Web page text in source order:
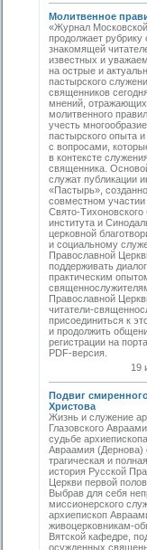
Молитвенное
«Журнал
продолжает рубрику
знакомящей
известных и
на острые и
пастырского
священников
мнений,
молитвенного
учесть
пастырского опыта и
с вопросами,
в контексте
священника.
служат публикации
«Пастырь»,
совместном
Свято-Тихоновского
института и
церковной
и социальному
Православной
поддерживать
практическим
Православной
читатели-
присоединиться к
и продолжить
регистрации на
PDF-версия.
19
Подвиг
Христова
Жизнь и служение
Глазовского
судьбе
Авраамия (Дернова)
трагическая и
история Русской
Церкви первой
Выбрав для себя
миссионерского
архиепископ
живоцерковникам-
Вятской кафедре,
осужденных